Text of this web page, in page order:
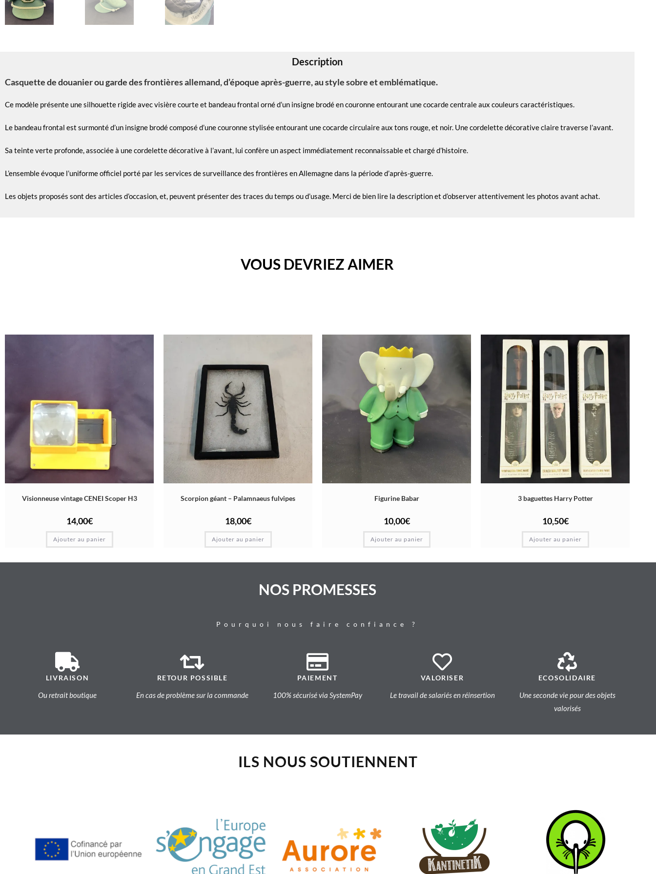
Description
Casquette de douanier ou garde des frontières allemand, d’époque après-guerre, au style sobre et emblématique.
Ce modèle présente une silhouette rigide avec visière courte et bandeau frontal orné d’un insigne brodé en couronne entourant une cocarde centrale aux couleurs caractéristiques.
Le bandeau frontal est surmonté d’un insigne brodé composé d’une couronne stylisée entourant une cocarde circulaire aux tons rouge, et noir. Une cordelette décorative claire traverse l’avant.
Sa teinte verte profonde, associée à une cordelette décorative à l’avant, lui confère un aspect immédiatement reconnaissable et chargé d’histoire.
L’ensemble évoque l’uniforme officiel porté par les services de surveillance des frontières en Allemagne dans la période d’après-guerre.
Les objets proposés sont des articles d’occasion, et, peuvent présenter des traces du temps ou d’usage. Merci de bien lire la description et d’observer attentivement les photos avant achat.
VOUS DEVRIEZ AIMER
Visionneuse vintage CENEI Scoper H3
14,00€
Ajouter au panier
Scorpion géant – Palamnaeus fulvipes
18,00€
Ajouter au panier
Figurine Babar
10,00€
Ajouter au panier
3 baguettes Harry Potter
10,50€
Ajouter au panier
NOS PROMESSES
Pourquoi nous faire confiance ?
LIVRAISON
Ou retrait boutique
RETOUR POSSIBLE
En cas de problème sur la commande
PAIEMENT
100% sécurisé via SystemPay
VALORISER
Le travail de salariés en réinsertion
ECOSOLIDAIRE
Une seconde vie pour des objets
valorisés
ILS NOUS SOUTIENNENT